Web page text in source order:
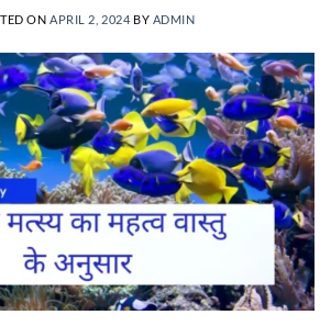
ONAPRIL 2, 2024 BY ADMIN